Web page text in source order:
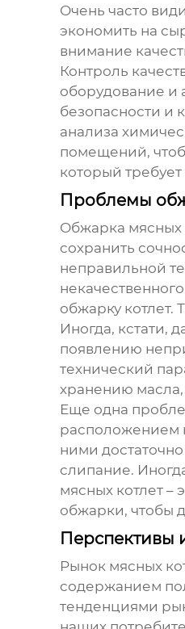
Очень часто
экономить на
внимание
Контроль
оборудование и
безопасности и
анализа
помещений,
который
Проблемы
Обжарка мясных
сохранить
неправильной
обжарку
Иногда, кстати,
появлению
технический
хранению
Еще одна
расположением
ними
слипание.
мясных котлет–
обжарки, чтобы
Перспективы
Рынок мясных
содержанием
тенденциями